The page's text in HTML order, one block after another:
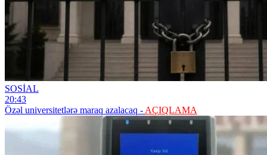
SOSİAL
20:43
Özəl universitetlərə maraq azalacaq - AÇIQLAMA